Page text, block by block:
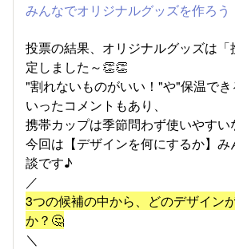
みんなでオリジナルグッズを作ろ
投票の結果、オリジナルグッズは
定しました～👏👏
"割れないものがいい！"や"保温で
いったコメントもあり、
携帯カップは季節問わず使いやす
今回は【デザインを何にするか】
談です♪
／
3つの候補の中から、どのデザイン
か？🤔
＼